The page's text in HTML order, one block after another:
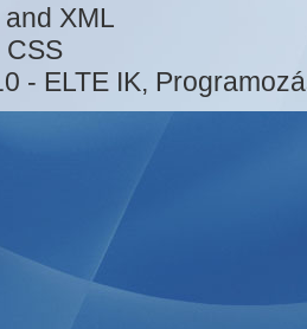
XML
CSS
- ELTE IK,